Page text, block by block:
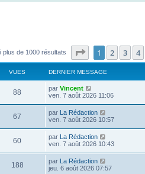
plus de 1000 résultats Page sur40
1 2 3 4
VUES DERNIER MESSAGE
88 par Vincent
ven. 7 août 2026 11:06
67 par La Rédaction
ven. 7 août 2026 10:57
60 par La Rédaction
ven. 7 août 2026 10:43
188 par La Rédaction
jeu. 6 août 2026 07:57